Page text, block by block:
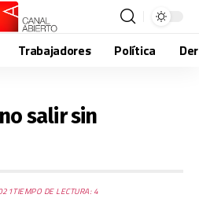
Trabajadores Política
salir sin
TIEMPO DE LECTURA: 4